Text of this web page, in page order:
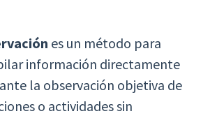
es un método para
información directamente
la observación objetiva de
o actividades sin